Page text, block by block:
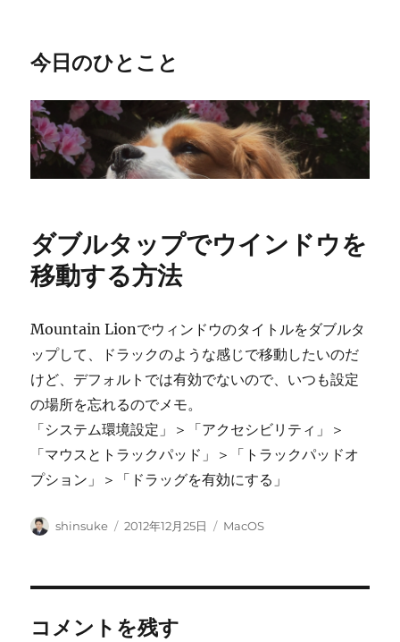
今日のひとこと
ダブルタップでウインドウを
移動する方法
Mountain Lionでウィンドウのタイトルをダブルタ
ップして、ドラックのような感じで移動したいのだ
けど、デフォルトでは有効でないので、いつも設定
の場所を忘れるのでメモ。
「システム環境設定」＞「アクセシビリティ」＞
「マウスとトラックパッド」＞「トラックパッドオ
プション」＞「ドラッグを有効にする」
投
shinsuke
投
2012年12月25日
カ
MacOS
コメントを残す